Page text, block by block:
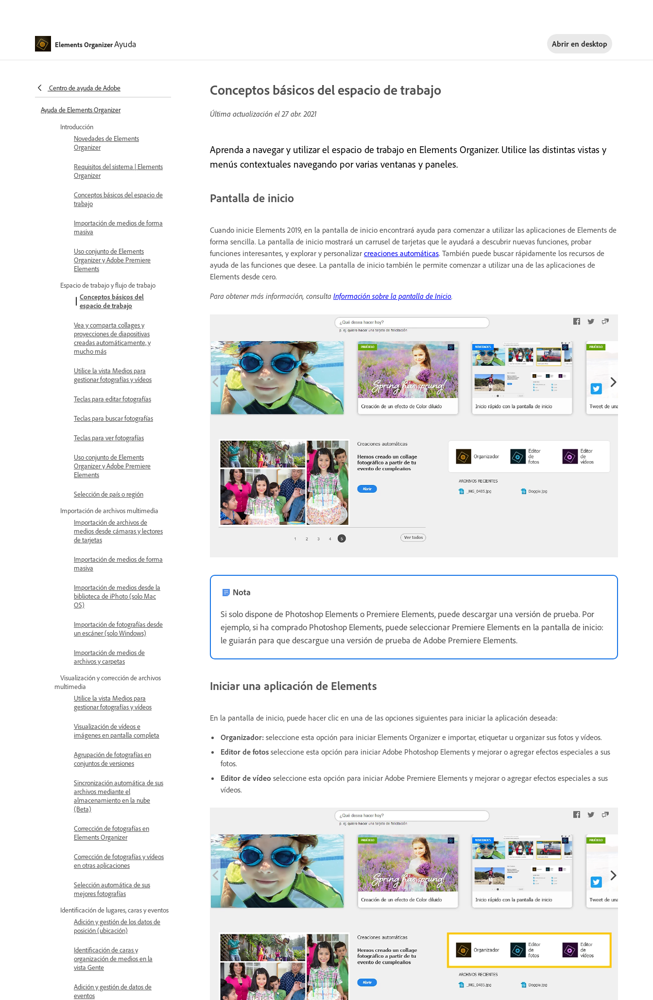
Elements OrganizerAyuda Abrir en desktop
Centro de ayuda de Adobe
Ayuda de Elements Organizer
Introducción
Novedades de Elements
Organizer
Requisitos del sistema | Elements
Organizer
Conceptos básicos del espacio de
trabajo
Importación de medios de forma
masiva
Uso conjunto de Elements
Organizer y Adobe Premiere
Elements
Espacio de trabajo y flujo de trabajo
Conceptos básicos del
espacio de trabajo
Vea y comparta collages y
proyecciones de diapositivas
creadas automáticamente, y
mucho más
Utilice la vista Medios para
gestionar fotografías y vídeos
Teclas para editar fotografías
Teclas para buscar fotografías
Teclas para ver fotografías
Uso conjunto de Elements
Organizer y Adobe Premiere
Elements
Selección de país o región
Importación de archivos multimedia
Importación de archivos de
medios desde cámaras y lectores
de tarjetas
Importación de medios de forma
masiva
Importación de medios desde la
biblioteca de iPhoto (solo Mac
OS)
Importación de fotografías desde
un escáner (solo Windows)
Importación de medios de
archivos y carpetas
Visualización y corrección de archivos
multimedia
Utilice la vista Medios para
gestionar fotografías y vídeos
Visualización de vídeos e
imágenes en pantalla completa
Agrupación de fotografías en
conjuntos de versiones
Sincronización automática de sus
archivos mediante el
almacenamiento en la nube
(Beta)
Corrección de fotografías en
Elements Organizer
Corrección de fotografías y vídeos
en otras aplicaciones
Selección automática de sus
mejores fotografías
Identificación de lugares, caras y eventos
Adición y gestión de los datos de
posición (ubicación)
Identificación de caras y
organización de medios en la
vista Gente
Adición y gestión de datos de
eventos
Conceptos básicos del espacio de trabajo
Última actualización el27 abr. 2021
Aprenda a navegar y utilizar el espacio de trabajo en Elements Organizer. Utilice las distintas vistas y
menús contextuales navegando por varias ventanas y paneles.
Pantalla de inicio
Cuando inicie Elements 2019, en la pantalla de inicio encontrará ayuda para comenzar a utilizar las aplicaciones de Elements de
forma sencilla. La pantalla de inicio mostrará un carrusel de tarjetas que le ayudará a descubrir nuevas funciones, probar
funciones interesantes, y explorar y personalizar creaciones automáticas. También puede buscar rápidamente los recursos de
ayuda de las funciones que desee. La pantalla de inicio también le permite comenzar a utilizar una de las aplicaciones de
Elements desde cero.
Para obtener más información, consulta Información sobre la pantalla de Inicio.
Nota
Si solo dispone de Photoshop Elements o Premiere Elements, puede descargar una versión de prueba. Por
ejemplo, si ha comprado Photoshop Elements, puede seleccionar Premiere Elements en la pantalla de inicio:
le guiarán para que descargue una versión de prueba de Adobe Premiere Elements.
Iniciar una aplicación de Elements
En la pantalla de inicio, puede hacer clic en una de las opciones siguientes para iniciar la aplicación deseada:
Organizador: seleccione esta opción para iniciar Elements Organizer e importar, etiquetar u organizar sus fotos y vídeos.
Editor de fotos seleccione esta opción para iniciar Adobe Photoshop Elements y mejorar o agregar efectos especiales a sus
fotos.
Editor de vídeo seleccione esta opción para iniciar Adobe Premiere Elements y mejorar o agregar efectos especiales a sus
vídeos.